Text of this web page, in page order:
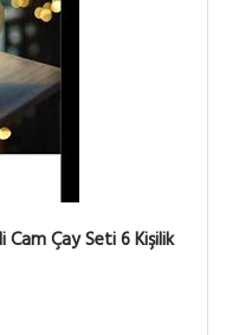
Cam Çay Seti 6 Kişilik